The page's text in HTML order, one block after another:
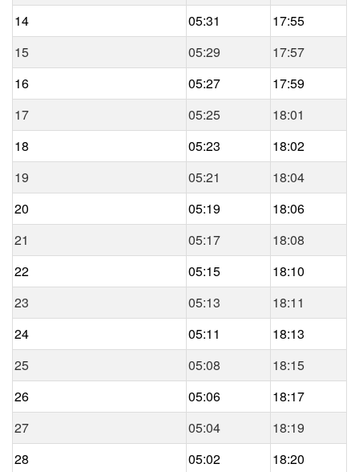
14
05:31
17:55
15
05:29
17:57
16
05:27
17:59
17
05:25
18:01
18
05:23
18:02
19
05:21
18:04
20
05:19
18:06
21
05:17
18:08
22
05:15
18:10
23
05:13
18:11
24
05:11
18:13
25
05:08
18:15
26
05:06
18:17
27
05:04
18:19
28
05:02
18:20